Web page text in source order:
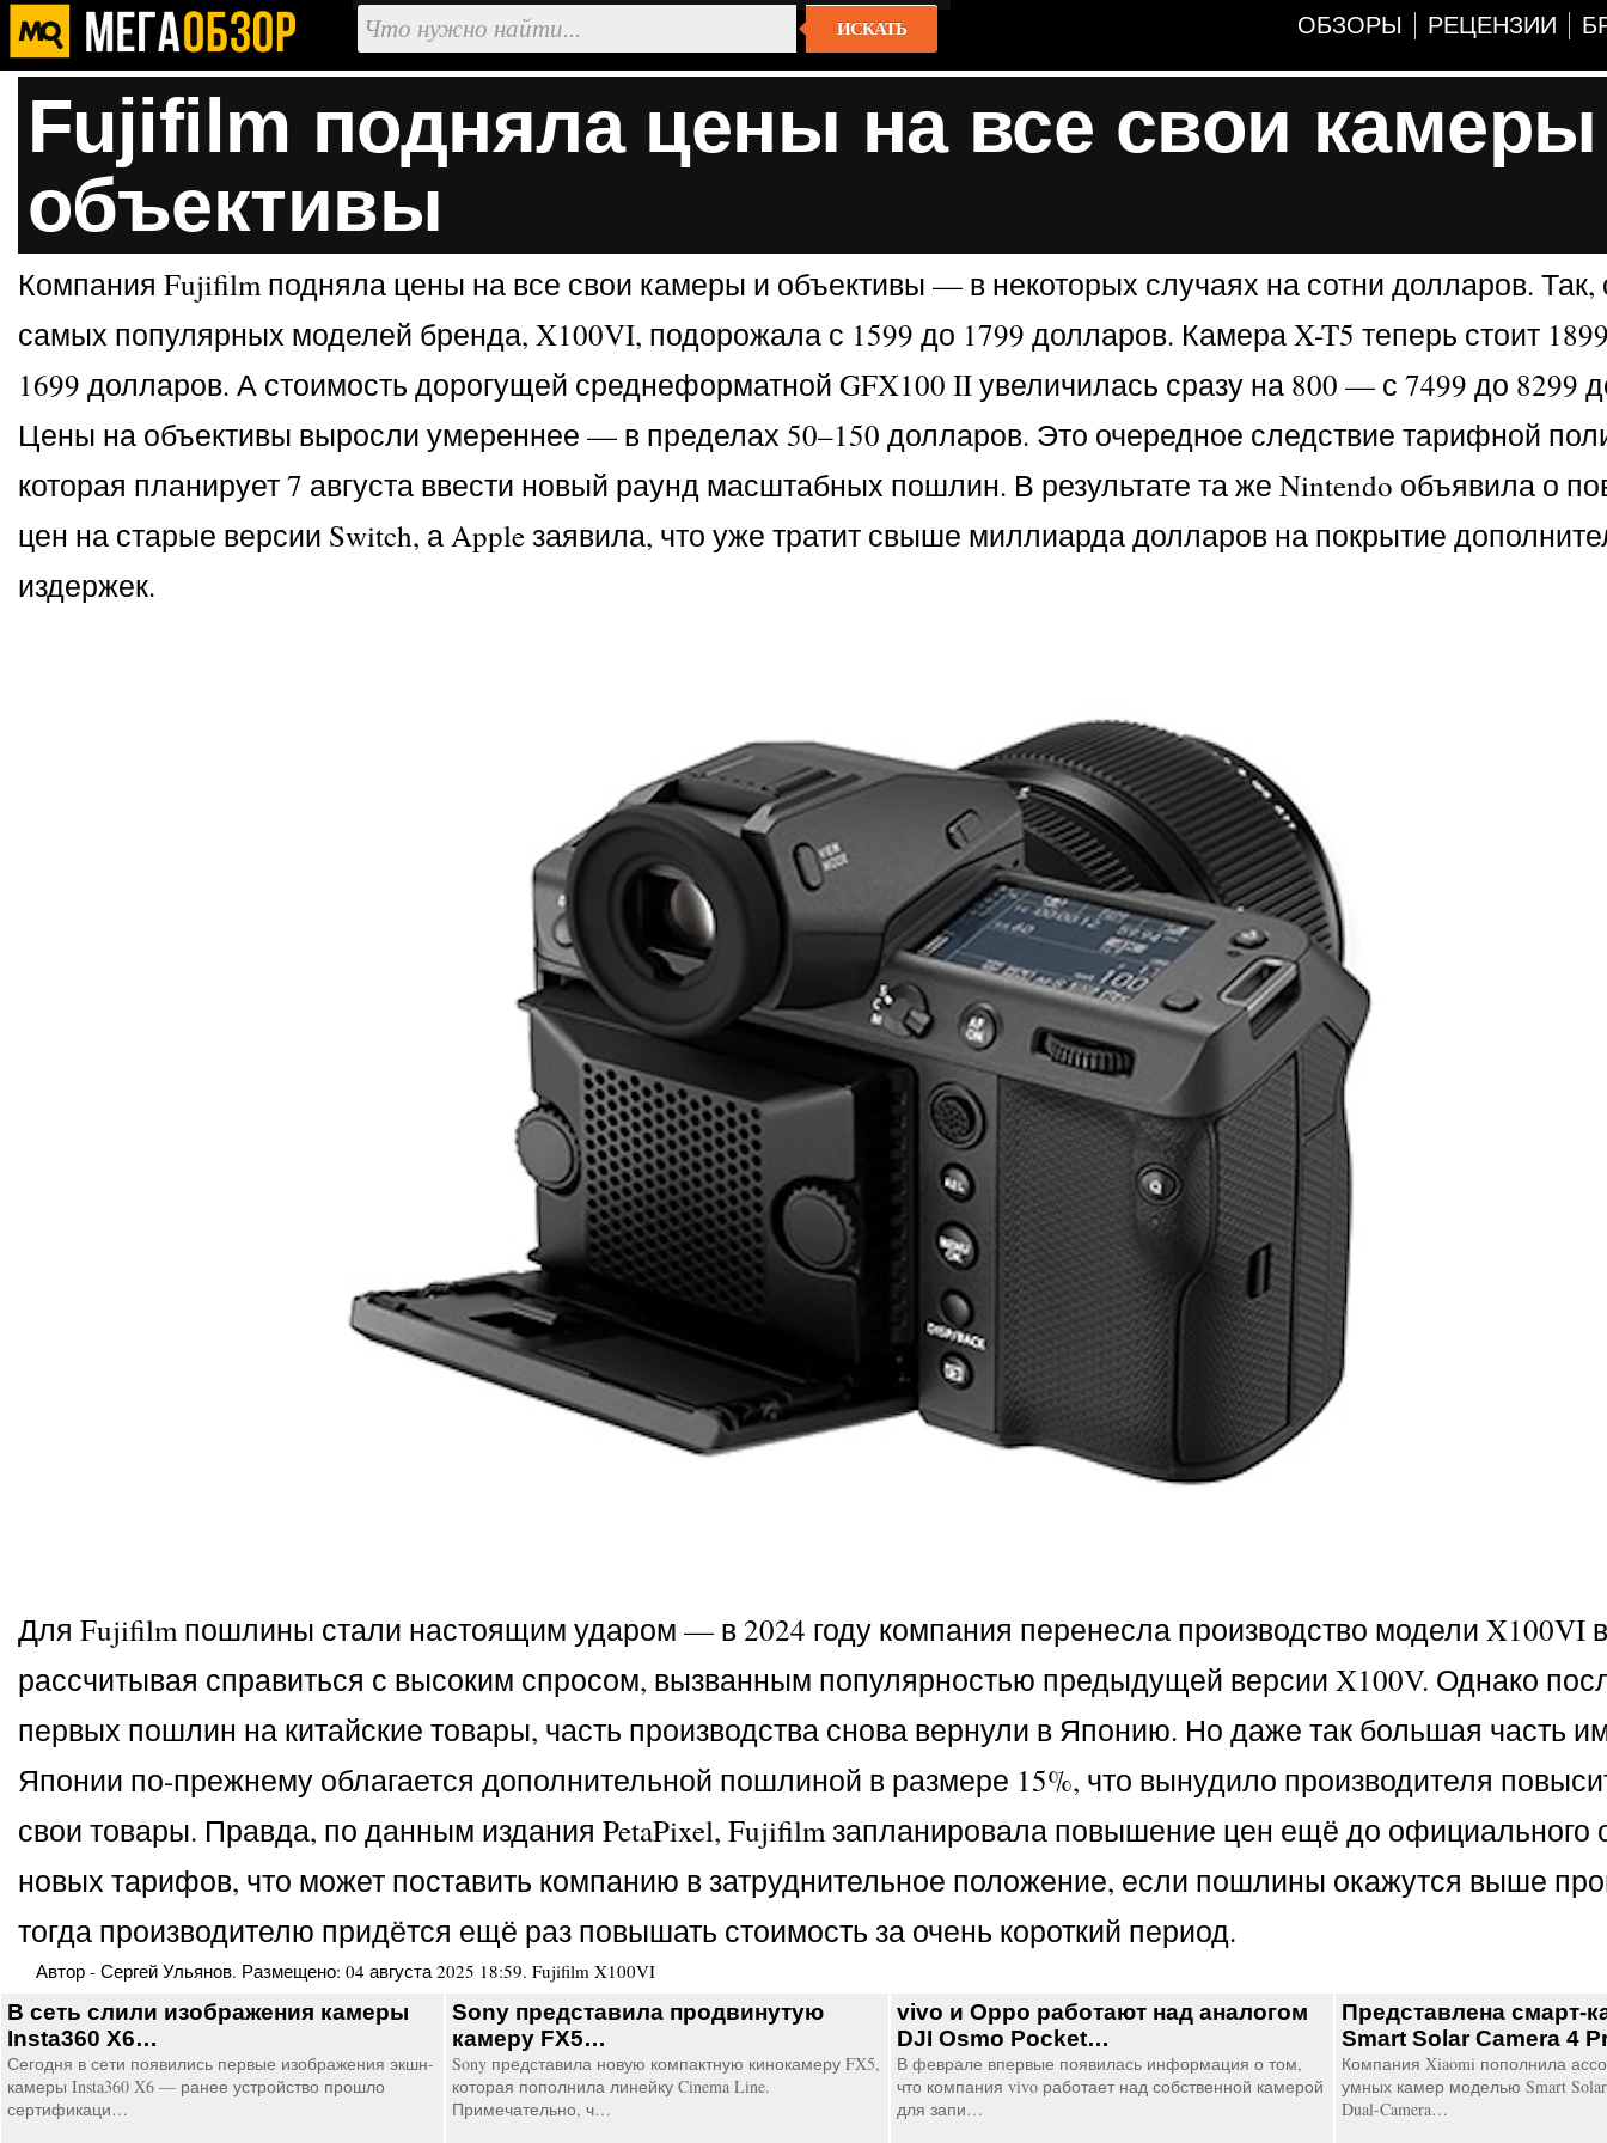
ИСКАТЬ ОБЗОРЫ РЕЦЕНЗИИ
Fujifilm подняла цены на все свои
объективы
Компания Fujifilm подняла цены на все свои камеры и объективы — в некоторых случаях на сотни долларов. Так,
самых популярных моделей бренда, X100VI, подорожала с 1599 до 1799 долларов. Камера X-T5 теперь стоит
1699 долларов. А стоимость дорогущей среднеформатной GFX100 II увеличилась сразу на 800 — с 7499 до 8299
Цены на объективы выросли умереннее — в пределах 50–150 долларов. Это очередное следствие тарифной
которая планирует 7 августа ввести новый раунд масштабных пошлин. В результате та же Nintendo объявила о
цен на старые версии Switch, а Apple заявила, что уже тратит свыше миллиарда долларов на покрытие
издержек.
Для Fujifilm пошлины стали настоящим ударом — в 2024 году компания перенесла производство модели X100VI
рассчитывая справиться с высоким спросом, вызванным популярностью предыдущей версии X100V. Однако
первых пошлин на китайские товары, часть производства снова вернули в Японию. Но даже так большая часть
Японии по-прежнему облагается дополнительной пошлиной в размере 15%, что вынудило производителя
свои товары. Правда, по данным издания PetaPixel, Fujifilm запланировала повышение цен ещё до официального
новых тарифов, что может поставить компанию в затруднительное положение, если пошлины окажутся выше
тогда производителю придётся ещё раз повышать стоимость за очень короткий период.
Автор - Сергей Ульянов. Размещено: 04 августа 2025 18:59. Fujifilm X100VI
В сеть слили изображения камеры
Insta360 X6…
Сегодня в сети появились первые изображения экшн-
камеры Insta360 X6 — ранее устройство прошло
сертификаци…
Sony представила продвинутую
камеру FX5…
Sony представила новую компактную кинокамеру FX5,
которая пополнила линейку Cinema Line.
Примечательно, ч…
vivo и Oppo работают над аналогом
DJI Osmo Pocket…
В феврале впервые появилась информация о том,
что компания vivo работает над собственной камерой
для запи…
Представлена смарт-
Smart Solar Camera 4
Компания Xiaomi пополнила
умных камер моделью Smart Solar
Dual-Camera…